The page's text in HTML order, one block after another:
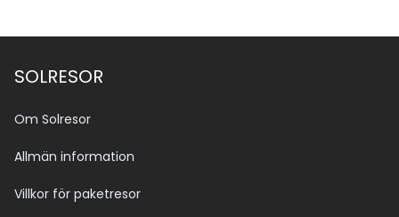
SOLRESOR
Om Solresor
Allmän information
Villkor för paketresor